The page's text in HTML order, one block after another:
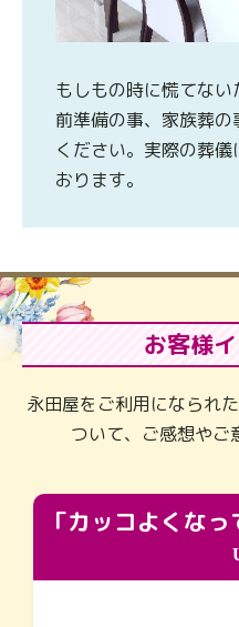
もしもの時に慌てな
前準備の事、家族葬
ください。実際の葬
おります。
お客様
永田屋をご利用になられ
ついて、ご感想やご